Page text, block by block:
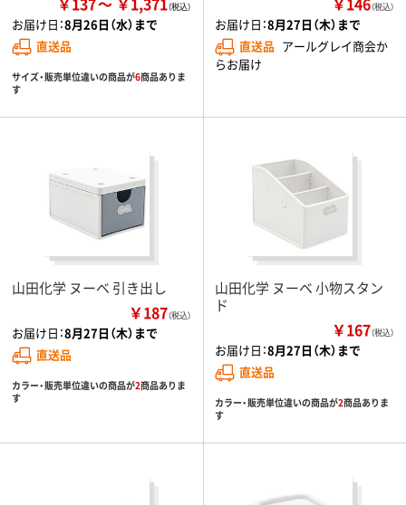
お届け日：8月26日（水）まで
直送品
サイズ・販売単位違いの商品が6商品ありま
す
（税込）
お届け日：8月27日（木）まで
直送品 アールグレイ商会か
らお届け
山田化学 ヌーベ 引き出し
￥187（税込）
お届け日：8月27日（木）まで
直送品
カラー・販売単位違いの商品が2商品ありま
す
山田化学 ヌーベ 小物スタン
ド
￥167（税込）
お届け日：8月27日（木）まで
直送品
カラー・販売単位違いの商品が2商品ありま
す